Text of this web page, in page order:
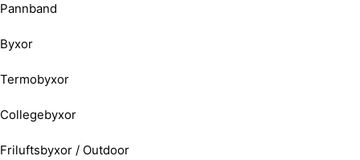
Pannband
Byxor
Termobyxor
Collegebyxor
Friluftsbyxor / Outdoor